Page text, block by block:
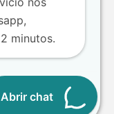
RTE
minutos.
Abrir chat